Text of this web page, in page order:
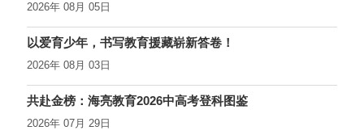
2026年 08月 05日
以爱育少年，书写教育援藏崭新答卷！
2026年 08月 03日
共赴金榜：海亮教育2026中高考登科图鉴
2026年 07月 29日